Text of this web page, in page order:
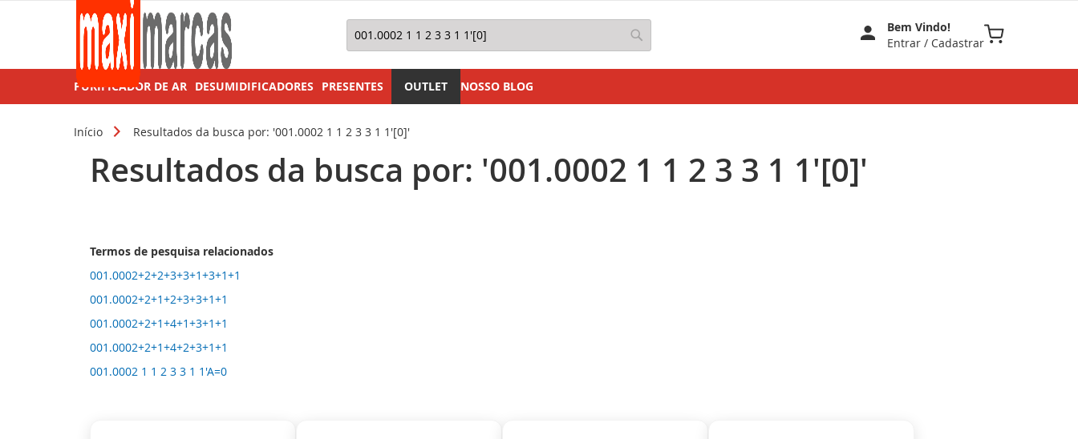
Pesquisa Pesquisa
Bem Vindo!
Entrar / Cadastrar
Meu Carrinho
PURIFICADOR DE AR DESUMIDIFICADORES PRESENTES OUTLET NOSSO BLOG
Início Resultados da busca por: '001.0002 1 1 2 3 3 1 1'[0]'
Resultados da busca por: '001.0002 1 1 2 3 3 1 1'[0]'
Termos de pesquisa relacionados
001.0002+2+2+3+3+1+3+1+1
001.0002+2+1+2+3+3+1+1
001.0002+2+1+4+1+3+1+1
001.0002+2+1+4+2+3+1+1
001.0002 1 1 2 3 3 1 1'A=0